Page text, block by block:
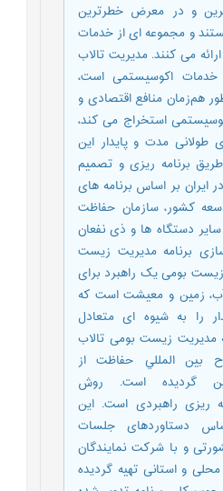
و در معرض خطرترین
و مجموعه ای از خدمات
می کنند. مدیریت تالاب
خدمات اکوسیستمی است،
هم‌زمان منافع اقتصادی و
استخراج می کند،
طولانی مدت و پایدار این
برنامه ریزی و تصمیم
بر اساس برنامه های
كشور، سازمان حفاظت
دستگاه ها و ذی نفعان
برنامه مدیریت زیست
بومی یک راهبرد برای
زمین و معیشت است که
را به شیوه ای متعادل
زیست بومی تالاب
بين المللي حفاظت از
گرديده است. روش
ریزی راهبردی است. این
دستاوردهای جلسات
و با شرکت نمایندگان
و استانی تهیه گردیده